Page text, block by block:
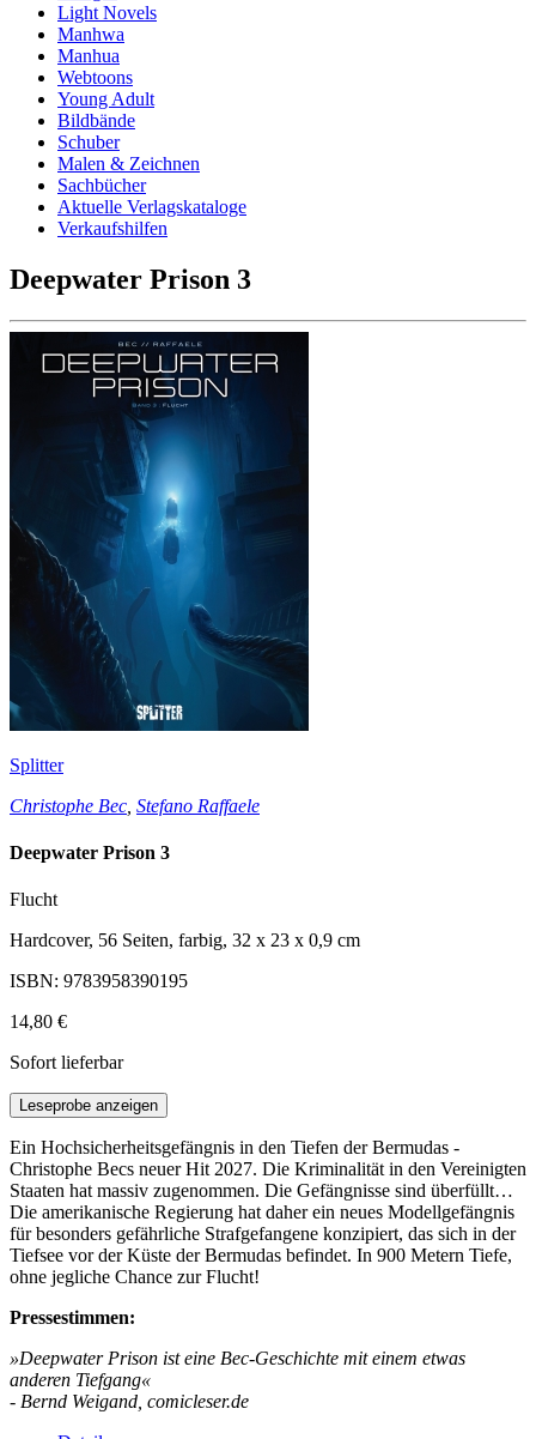
Light Novels
Manhwa
Manhua
Webtoons
Young Adult
Bildbände
Schuber
Malen & Zeichnen
Sachbücher
Aktuelle Verlagskataloge
Verkaufshilfen
Deepwater Prison 3
Splitter
Christophe Bec Stefano Raffaele
Deepwater Prison 3
Flucht
Hardcover, 56 Seiten, farbig, 32 x 23 x 0,9 cm
ISBN: 9783958390195
14,80 €
Sofort lieferbar
Leseprobe anzeigen
Ein Hochsicherheitsgefängnis in den Tiefen der Bermudas -
Christophe Becs neuer Hit 2027. Die Kriminalität in den Vereinigten
Staaten hat massiv zugenommen. Die Gefängnisse sind überfüllt…
Die amerikanische Regierung hat daher ein neues Modellgefängnis
für besonders gefährliche Strafgefangene konzipiert, das sich in der
Tiefsee vor der Küste der Bermudas befindet. In 900 Metern Tiefe,
ohne jegliche Chance zur Flucht!
Pressestimmen:
»Deepwater Prison ist eine Bec-Geschichte mit einem etwas
anderen Tiefgang«
- Bernd Weigand, comicleser.de